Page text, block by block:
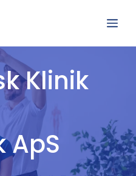
Klinik
ApS